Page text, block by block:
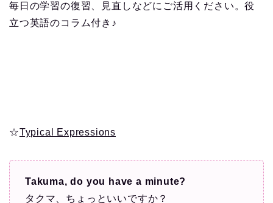
毎日の学習の復習、見直しなどにご活用ください。役
立つ英語のコラム付き♪
☆Typical Expressions
Takuma, do you have a minute?
タクマ、ちょっといいですか？